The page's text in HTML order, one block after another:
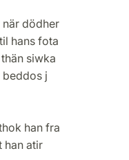
när dödher
hans fota
siwka
j
han fra
han atir